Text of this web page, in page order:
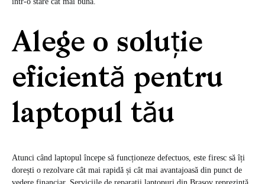
Alege o soluție
eficientă pentru
laptopul tău
Atunci când laptopul începe să funcționeze defectuos, este firesc să îți
dorești o rezolvare cât mai rapidă și cât mai avantajoasă din punct de